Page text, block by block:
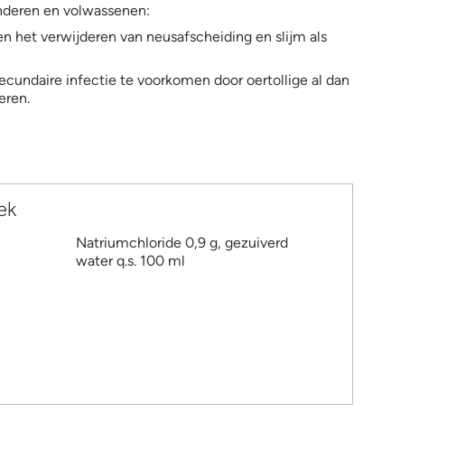
en volwassenen:
het verwijderen van neusafscheiding en slijm als
infectie te voorkomen door oertollige al dan
Natriumchloride 0,9 g, gezuiverd
water q.s. 100 ml